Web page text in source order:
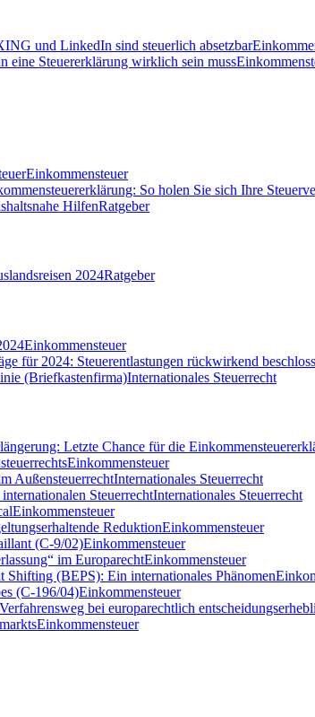
und LinkedIn sind steuerlich absetzbar
eine Steuererklärung wirklich sein muss
Einkommensteuer
So holen Sie sich Ihre
HilfenRatgeber
2024Ratgeber
Einkommensteuer
für 2024: Steuerentlastungen rückwirkend
(Briefkastenfirma)Internationales Steuerrecht
Letzte Chance für die
Einkommensteuer
AußensteuerrechtInternationales Steuerrecht
SteuerrechtInternationales Steuerrecht
Einkommensteuer
ReduktionEinkommensteuer
(C-9/02)Einkommensteuer
im EuroparechtEinkommensteuer
Shifting (BEPS): Ein internationales Phänomen
(C-196/04)Einkommensteuer
bei europarechtlich
Einkommensteuer